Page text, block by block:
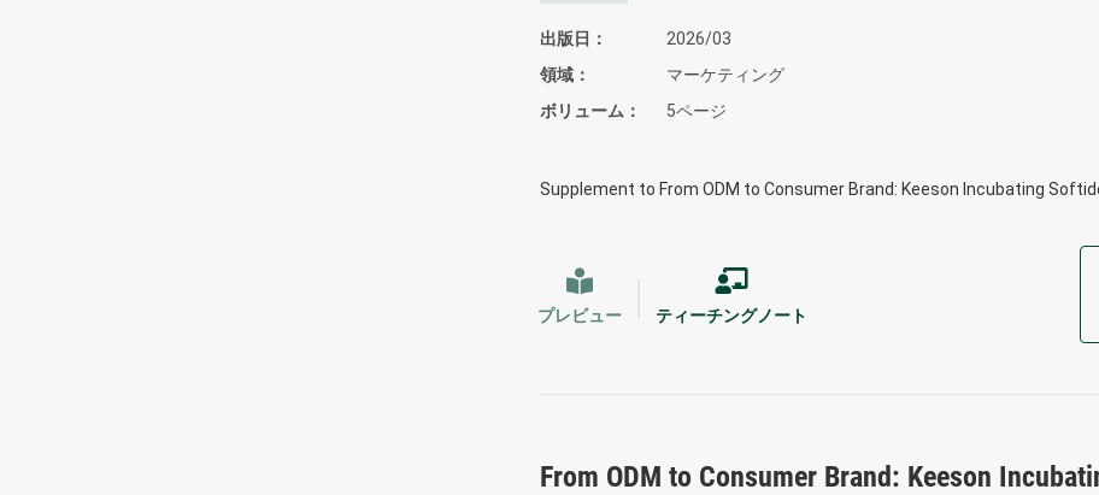
出版日
2026/03
領域
マーケティング
ボリューム
5ページ
Supplement to From ODM to Consumer Brand: Keeson Incubating
プレビュー ティーチングノート
From ODM to Consumer Brand: Keeson